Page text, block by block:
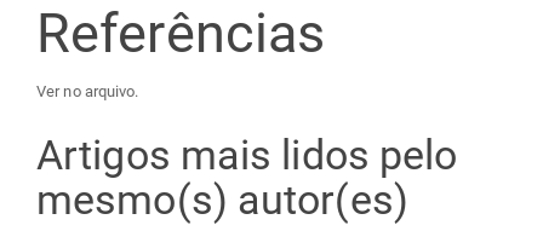
Referências
Ver no arquivo.
Artigos mais lidos pelo
mesmo(s) autor(es)